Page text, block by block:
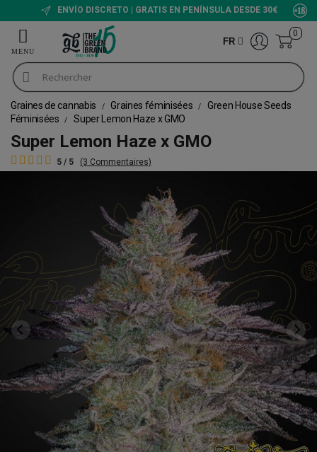
ENVÍO DISCRETO | GRATIS EN PENÍNSULA DESDE 30€
FR
0
Graines de cannabis Graines féminisées
Green House Seeds
Féminisées
Super Lemon Haze x GMO
Super Lemon Haze x GMO
5 / 5 (3 Commentaires)